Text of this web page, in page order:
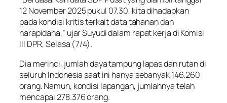
12 November 2025 pukul 07.30, kita dihadapkan
pada kondisi kritis terkait data tahanan dan
narapidana,” ujar Suyudi dalam rapat kerja di Komisi
III DPR, Selasa (7/4).
Dia merinci, jumlah daya tampung lapas dan rutan di
seluruh Indonesia saat ini hanya sebanyak 146.260
orang. Namun, kondisi lapangan, jumlahnya telah
mencapai 278.376 orang.